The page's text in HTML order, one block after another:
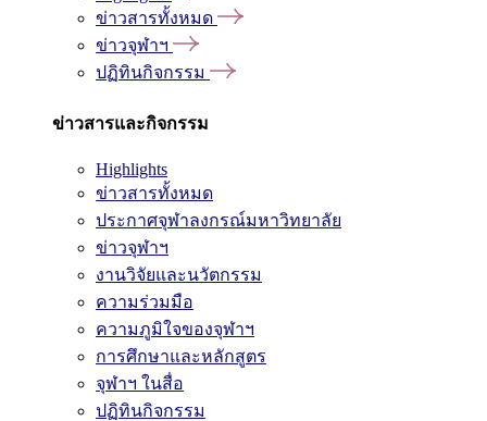
ข่าวสารทั้งหมด
ข่าวจุฬาฯ
ปฏิทินกิจกรรม
ข่าวสารและกิจกรรม
Highlights
ข่าวสารทั้งหมด
ประกาศจุฬาลงกรณ์มหาวิทยาลัย
ข่าวจุฬาฯ
งานวิจัยและนวัตกรรม
ความร่วมมือ
ความภูมิใจของจุฬาฯ
การศึกษาและหลักสูตร
จุฬาฯ ในสื่อ
ปฏิทินกิจกรรม